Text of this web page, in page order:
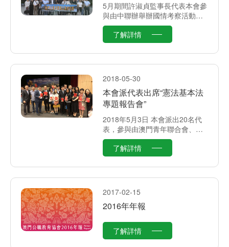
5月期間許淑貞監事長代表本會參
與由中聯辦舉辦國情考察活動，
前往江蘇南京、常州，見證內地
經濟發展成就，了解內地政府部
門電子政務發展趨勢。
了解詳情
2018-05-30
本會派代表出席“憲法基本法
專題報告會”
2018年5月3日 本會派出20名代
表，參與由澳門青年聯合會、澳
門中華教育會、澳門中華學生聯
合總會、澳門中華新青年協會及
澳門高等教育發展促進會聯合舉
辦的“憲法基本法專題報告會”。
了解詳情
2017-02-15
2016年年報
了解詳情